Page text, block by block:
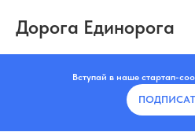
Дорога Единорога
Вступай в наше стартап-